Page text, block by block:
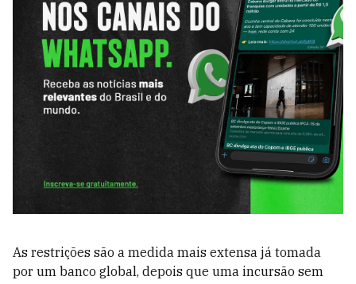
As restrições são a medida mais extensa já tomada
por um banco global, depois que uma incursão sem